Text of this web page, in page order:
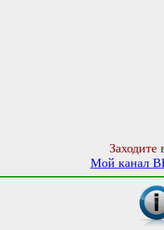
Заходите
Мой канал